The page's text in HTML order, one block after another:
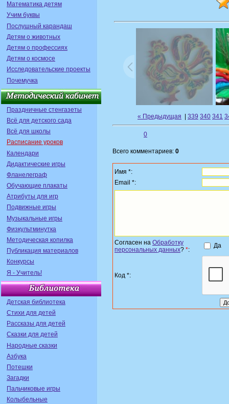
Математика детям
Учим буквы
Послушный карандаш
Детям о животных
Детям о профессиях
Детям о космосе
Исследовательские проекты
Почемучка
Праздничные стенгазеты
Всё для детского сада
Всё для школы
Расписание уроков
Календари
Дидактические игры
Фланелеграф
Обучающие плакаты
Атрибуты для игр
Подвижные игры
Музыкальные игры
Физкультминутка
Методическая копилка
Публикация материалов
Конкурсы
Я - Учитель!
Детская библиотека
Стихи для детей
Рассказы для детей
Сказки для детей
Народные сказки
Азбука
Потешки
Загадки
Пальчиковые игры
Колыбельные
« Предыдущая 339 340 341
0
Всего комментариев: 0
Имя *:
Email *:
Согласен на Обработку
персональных данных? *:
Да
Код *: